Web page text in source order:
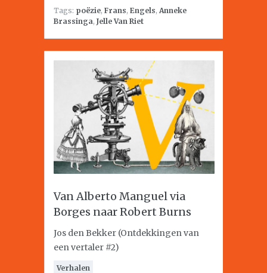
Tags: poëzie, Frans, Engels, Anneke
Brassinga, Jelle Van Riet
Van Alberto Manguel via
Borges naar Robert Burns
Jos den Bekker (Ontdekkingen van
een vertaler #2)
Verhalen